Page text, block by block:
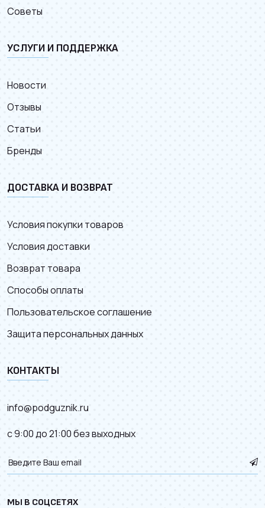
Советы
УСЛУГИ И ПОДДЕРЖКА
Новости
Отзывы
Статьи
Бренды
ДОСТАВКА И ВОЗВРАТ
Условия покупки товаров
Условия доставки
Возврат товара
Способы оплаты
Пользовательское соглашение
Защита персональных данных
КОНТАКТЫ
info@podguznik.ru
с 9:00 до 21:00 без выходных
МЫ В СОЦСЕТЯХ